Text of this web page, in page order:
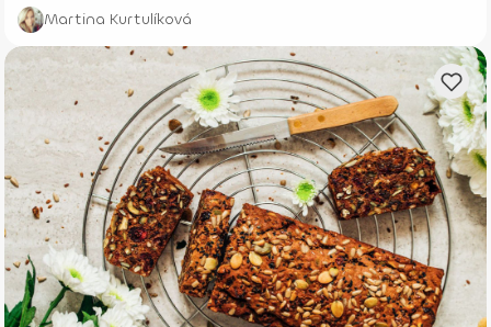
Martina Kurtulíková